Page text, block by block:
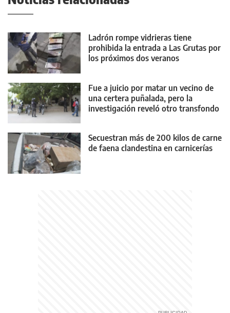
Ladrón rompe vidrieras tiene
prohibida la entrada a Las Grutas por
los próximos dos veranos
Fue a juicio por matar un vecino de
una certera puñalada, pero la
investigación reveló otro transfondo
Secuestran más de 200 kilos de carne
de faena clandestina en carnicerías